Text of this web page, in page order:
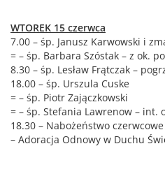
WTOREK ​​​​​15 czerwca​​​​
7.00 – śp. Janusz Karwowski i
= – śp. Barbara Szóstak – z ok.
8.30 – śp. Lesław Frątczak –
18.00 – śp. Urszula Cuske
= – śp. Piotr Zajączkowski
= – śp. Stefania Lawrenow – int.
18.30 – Nabożeństwo czerwcowe
– Adoracja Odnowy w Duchu